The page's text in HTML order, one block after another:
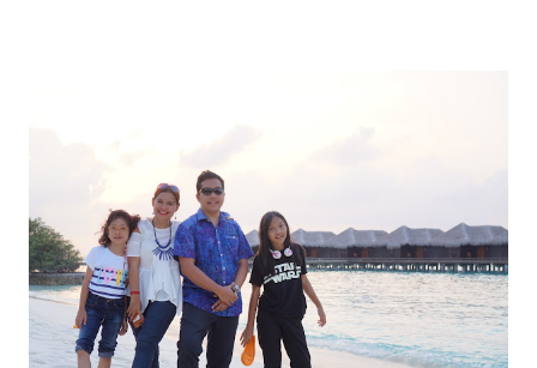
sih, hehe). Tapi ekspresi nulisku di masa-masa itu masih
pure banget, nyaris tanpa filter. Jadi kalo dibaca lagi sampai
sekarang pun masih berasa seru sendiri. Kayak lagi nonton
film dokumenter pribadi. Kadang bikin ketawa ketiwi
sendiri, kadang bikin mikir, kadang bi...